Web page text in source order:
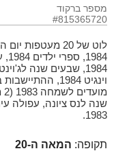
מספר ברקוד
#815365720
1983.
תקופה: המאה ה-20